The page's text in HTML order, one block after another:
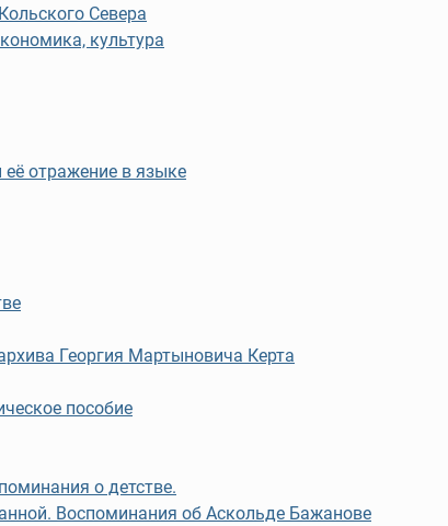
Севера
культура
отражение в языке
Георгия Мартыновича Керта
пособие
о детстве.
Воспоминания об Аскольде Бажанове